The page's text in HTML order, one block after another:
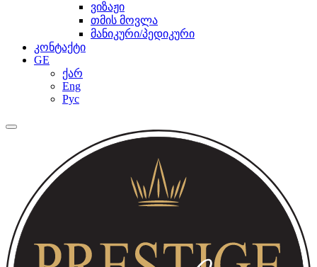
ვიზაჟი
თმის მოვლა
მანიკური/პედიკური
კონტაქტი
GE
ქარ
Eng
Рус